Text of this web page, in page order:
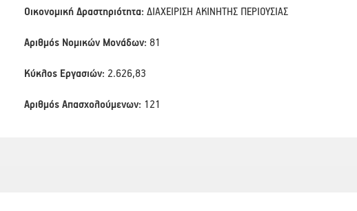
Οικονομική Δραστηριότητα: ΔΙΑΧΕΙΡΙΣΗ ΑΚΙΝΗΤΗΣ ΠΕΡΙΟΥΣΙΑΣ
Αριθμός Νομικών Μονάδων: 81
Κύκλος Εργασιών: 2.626,83
Αριθμός Απασχολούμενων: 121